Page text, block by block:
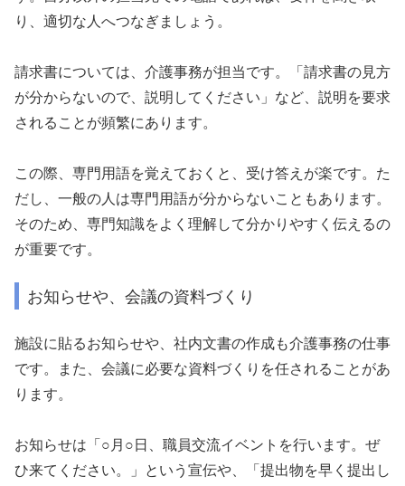
り、適切な人へつなぎましょう。
請求書については、介護事務が担当です。「請求書の見方
が分からないので、説明してください」など、説明を要求
されることが頻繁にあります。
この際、専門用語を覚えておくと、受け答えが楽です。た
だし、一般の人は専門用語が分からないこともあります。
そのため、専門知識をよく理解して分かりやすく伝えるの
が重要です。
お知らせや、会議の資料づくり
施設に貼るお知らせや、社内文書の作成も介護事務の仕事
です。また、会議に必要な資料づくりを任されることがあ
ります。
お知らせは「○月○日、職員交流イベントを行います。ぜ
ひ来てください。」という宣伝や、「提出物を早く提出し